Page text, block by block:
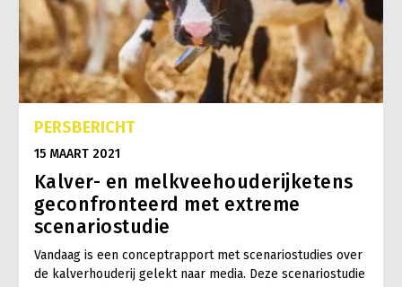
PERSBERICHT
15 MAART 2021
Kalver- en melkveehouderijketens
geconfronteerd met extreme
scenariostudie
Vandaag is een conceptrapport met scenariostudies over
de kalverhouderij gelekt naar media. Deze scenariostudie